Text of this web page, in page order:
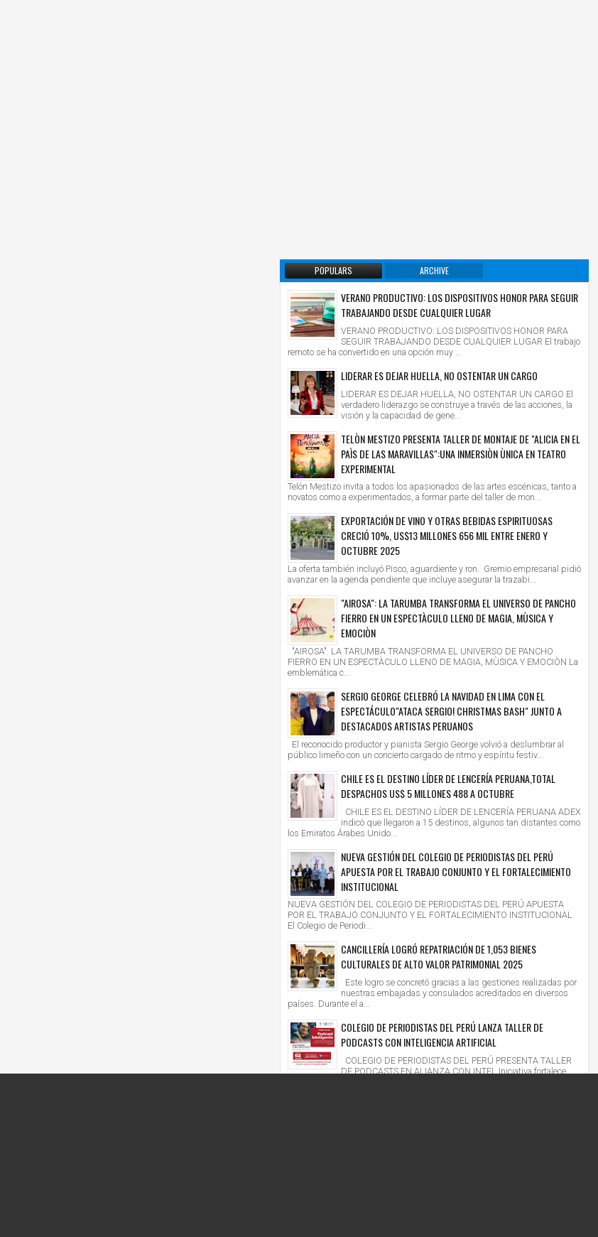
POPULARS ARCHIVE
VERANO PRODUCTIVO: LOS DISPOSITIVOS HONOR PARA SEGUIR
TRABAJANDO DESDE CUALQUIER LUGAR
VERANO PRODUCTIVO: LOS DISPOSITIVOS HONOR PARA
SEGUIR TRABAJANDO DESDE CUALQUIER LUGAR El trabajo
remoto se ha convertido en una opción muy ...
LIDERAR ES DEJAR HUELLA, NO OSTENTAR UN CARGO
LIDERAR ES DEJAR HUELLA, NO OSTENTAR UN CARGO El
verdadero liderazgo se construye a través de las acciones, la
visión y la capacidad de gene...
TELÒN MESTIZO PRESENTA TALLER DE MONTAJE DE "ALICIA EN EL
PAÌS DE LAS MARAVILLAS":UNA INMERSIÒN ÙNICA EN TEATRO
EXPERIMENTAL
Telón Mestizo invita a todos los apasionados de las artes escénicas, tanto a
novatos como a experimentados, a formar parte del taller de mon...
EXPORTACIÓN DE VINO Y OTRAS BEBIDAS ESPIRITUOSAS
CRECIÓ 10%, US$13 MILLONES 656 MIL ENTRE ENERO Y
OCTUBRE 2025
La oferta también incluyó Pisco, aguardiente y ron. Gremio empresarial pidió
avanzar en la agenda pendiente que incluye asegurar la trazabi...
"AIROSA": LA TARUMBA TRANSFORMA EL UNIVERSO DE PANCHO
FIERRO EN UN ESPECTÀCULO LLENO DE MAGIA, MÙSICA Y
EMOCIÒN
"AIROSA": LA TARUMBA TRANSFORMA EL UNIVERSO DE PANCHO
FIERRO EN UN ESPECTÀCULO LLENO DE MAGIA, MÙSICA Y EMOCIÒN La
emblemática c...
SERGIO GEORGE CELEBRÓ LA NAVIDAD EN LIMA CON EL
ESPECTÁCULO"ATACA SERGIO! CHRISTMAS BASH" JUNTO A
DESTACADOS ARTISTAS PERUANOS
El reconocido productor y pianista Sergio George volvió a deslumbrar al
público limeño con un concierto cargado de ritmo y espíritu festiv...
CHILE ES EL DESTINO LÍDER DE LENCERÍA PERUANA,TOTAL
DESPACHOS US$ 5 MILLONES 488 A OCTUBRE
CHILE ES EL DESTINO LÍDER DE LENCERÍA PERUANA ADEX
indicó que llegaron a 15 destinos, algunos tan distantes como
los Emiratos Árabes Unido...
NUEVA GESTIÓN DEL COLEGIO DE PERIODISTAS DEL PERÚ
APUESTA POR EL TRABAJO CONJUNTO Y EL FORTALECIMIENTO
INSTITUCIONAL
NUEVA GESTIÓN DEL COLEGIO DE PERIODISTAS DEL PERÚ APUESTA
POR EL TRABAJO CONJUNTO Y EL FORTALECIMIENTO INSTITUCIONAL
El Colegio de Periodi...
CANCILLERÍA LOGRÓ REPATRIACIÓN DE 1,053 BIENES
CULTURALES DE ALTO VALOR PATRIMONIAL 2025
Este logro se concretó gracias a las gestiones realizadas por
nuestras embajadas y consulados acreditados en diversos
países. Durante el a...
COLEGIO DE PERIODISTAS DEL PERÚ LANZA TALLER DE
PODCASTS CON INTELIGENCIA ARTIFICIAL
COLEGIO DE PERIODISTAS DEL PERÚ PRESENTA TALLER
DE PODCASTS EN ALIANZA CON INTEL Iniciativa fortalece